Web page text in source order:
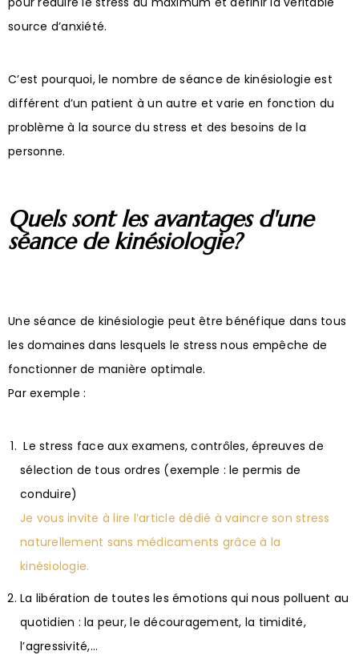
source d’anxiété.
C’est pourquoi, le nombre de séance de kinésiologie est
différent d’un patient à un autre et varie en fonction du
problème à la source du stress et des besoins de la
personne.
Quels sont les avantages d'une
séance de kinésiologie?
Une séance de kinésiologie peut être bénéfique dans tous
les domaines dans lesquels le stress nous empêche de
fonctionner de manière optimale.
Par exemple :
Le stress face aux examens, contrôles, épreuves de
sélection de tous ordres (exemple : le permis de
conduire)
Je vous invite à lire l’article dédié à vaincre son stress
naturellement sans médicaments grâce à la
kinésiologie.
La libération de toutes les émotions qui nous polluent au
quotidien : la peur, le découragement, la timidité,
l’agressivité,…